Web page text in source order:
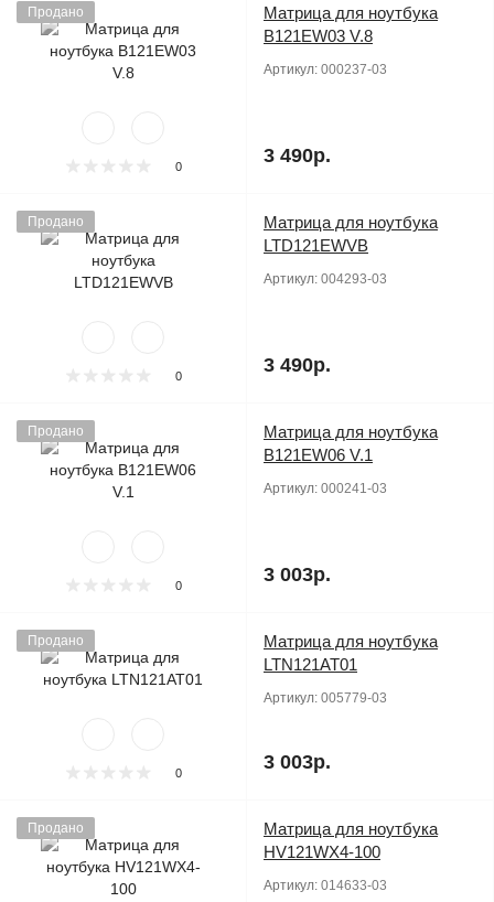
Продано
0
Матрица для ноутбука
B121EW03 V.8
Артикул: 000237-03
3 490р.
Продано
0
Матрица для ноутбука
LTD121EWVB
Артикул: 004293-03
3 490р.
Продано
0
Матрица для ноутбука
B121EW06 V.1
Артикул: 000241-03
3 003р.
Продано
0
Матрица для ноутбука
LTN121AT01
Артикул: 005779-03
3 003р.
Продано
Матрица для ноутбука
HV121WX4-100
Артикул: 014633-03